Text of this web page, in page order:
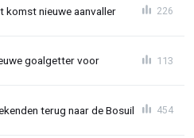
komst nieuwe aanvaller 226
goalgetter voor 113
terug naar de Bosuil 454